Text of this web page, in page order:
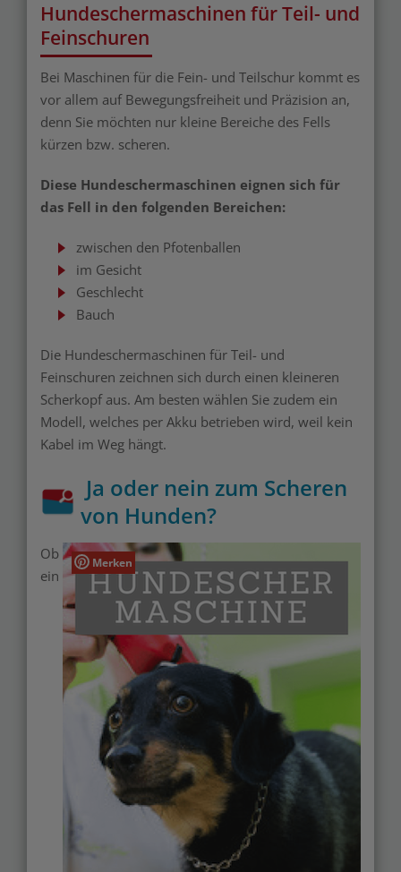
Hundeschermaschinen für Teil- und
Feinschuren
Bei Maschinen für die Fein- und Teilschur kommt es
vor allem auf Bewegungsfreiheit und Präzision an,
denn Sie möchten nur kleine Bereiche des Fells
kürzen bzw. scheren.
Diese Hundeschermaschinen eignen sich für
das Fell in den folgenden Bereichen:
zwischen den Pfotenballen
im Gesicht
Geschlecht
Bauch
Die Hundeschermaschinen für Teil- und
Feinschuren zeichnen sich durch einen kleineren
Scherkopf aus. Am besten wählen Sie zudem ein
Modell, welches per Akku betrieben wird, weil kein
Kabel im Weg hängt.
Ja oder nein zum Scheren
von Hunden?
Merken
Ob
ein